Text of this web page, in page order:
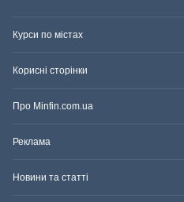
Курси по містах
Корисні сторінки
Про Minfin.com.ua
Реклама
Новини та статті